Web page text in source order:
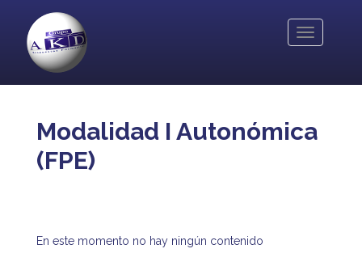
contenido
principal
Toggle
Modalidad I Autonómica
(FPE)
En este momento no hay ningún contenido